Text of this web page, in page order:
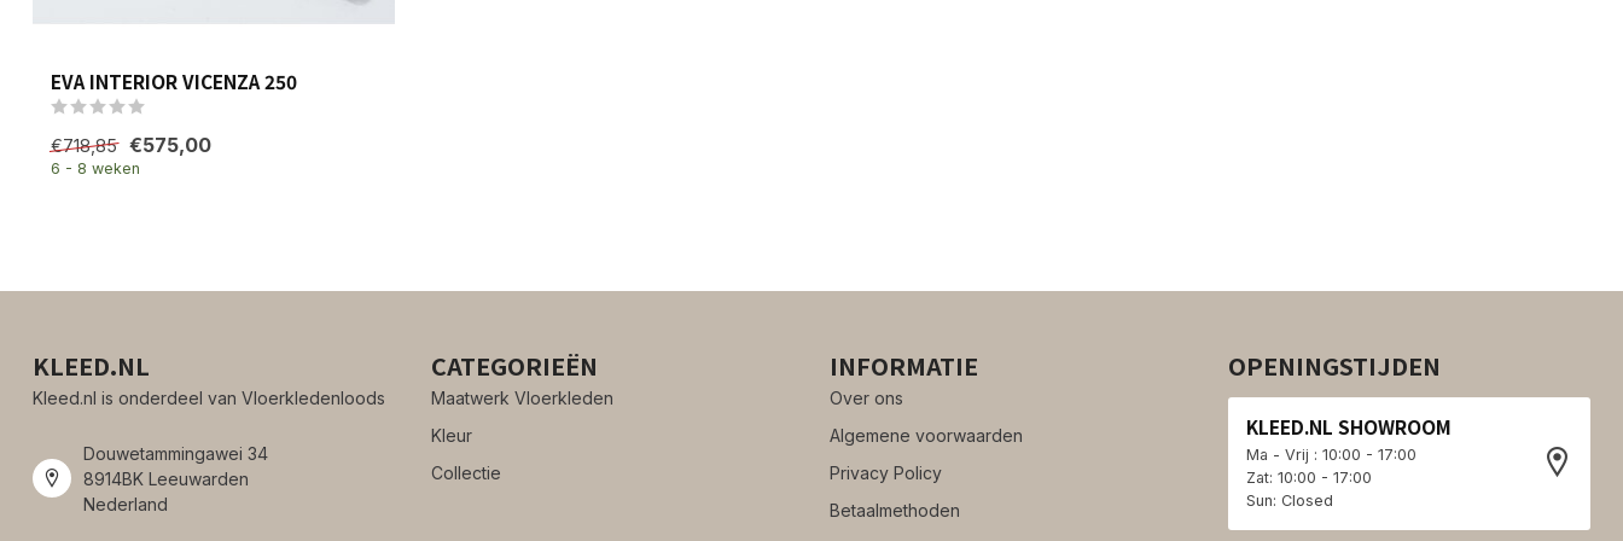
EVA INTERIOR VICENZA 250
€718,85 €575,00
6 - 8 weken
KLEED.NL
Kleed.nl is onderdeel van Vloerkledenloods
Douwetammingawei 34
8914BK Leeuwarden
Nederland
CATEGORIEËN
Maatwerk Vloerkleden
Kleur
Collectie
INFORMATIE
Over ons
Algemene voorwaarden
Privacy Policy
Betaalmethoden
OPENINGSTIJDEN
KLEED.NL SHOWROOM
Ma - Vrij : 10:00 - 17:00
Zat: 10:00 - 17:00
Sun: Closed